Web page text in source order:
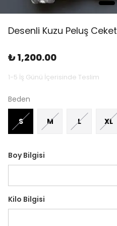
Desenli Kuzu Peluş Ceket
₺ 1,200.00
1-5 İş Günü İçerisinde Teslim
Beden
S M L XL
Boy Bilgisi
Kilo Bilgisi